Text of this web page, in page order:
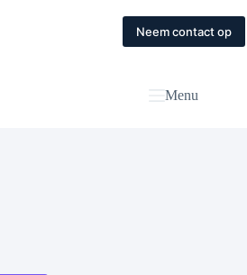
Contact
Neem contact op
Menu